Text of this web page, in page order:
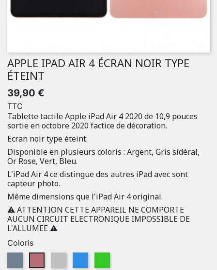
APPLE IPAD AIR 4 ÉCRAN NOIR TYPE
ÉTEINT
39,90 €
TTC
Tablette tactile Apple iPad Air 4 2020 de 10,9 pouces
sortie en octobre 2020 factice de décoration.
Ecran noir type éteint.
Disponible en plusieurs coloris : Argent, Gris sidéral,
Or Rose, Vert, Bleu.
L'iPad Air 4 ce distingue des autres iPad avec sont
capteur photo.
Même dimensions que l'iPad Air 4 original.
⚠️ ATTENTION CETTE APPAREIL NE COMPORTE
AUCUN CIRCUIT ELECTRONIQUE IMPOSSIBLE DE
L'ALLUMEE ⚠️
Coloris